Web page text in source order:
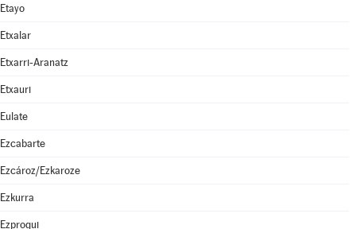
Etayo
Etxalar
Etxarri-Aranatz
Etxauri
Eulate
Ezcabarte
Ezcároz/Ezkaroze
Ezkurra
Ezprogui